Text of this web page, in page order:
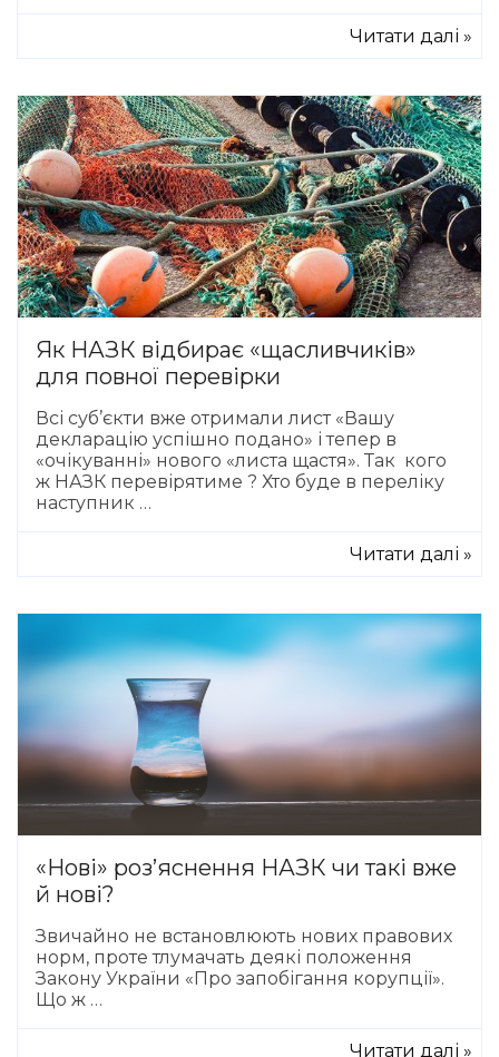
Читати далі »
Як НАЗК відбирає «щасливчиків»
для повної перевірки
Всі суб’єкти вже отримали лист «Вашу
декларацію успішно подано» і тепер в
«очікуванні» нового «листа щастя». Так кого
ж НАЗК перевірятиме ? Хто буде в переліку
наступник …
Читати далі »
«Нові» роз’яснення НАЗК чи такі вже
й нові?
Звичайно не встановлюють нових правових
норм, проте тлумачать деякі положення
Закону України «Про запобігання корупції».
Що ж …
Читати далі »